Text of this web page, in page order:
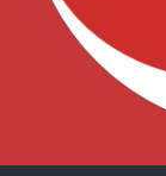
Colegram